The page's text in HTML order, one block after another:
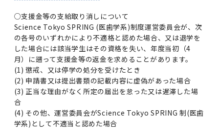
○支援金等の支給取り消しについて
Science Tokyo SPRING (医歯学系)制度運営委員会が、次
の各号のいずれかにより不適格と認めた場合、又は退学を
した場合には該当学生はその資格を失い、年度当初（4
月）に遡って支援金等の返金を求めることがあります。
(1) 懲戒、又は停学の処分を受けたとき
(2) 申請書又は提出書類の記載内容に虚偽があった場合
(3) 正当な理由がなく所定の届出を怠った又は遅滞した場
合
(4) その他、運営委員会がScience Tokyo SPRING 制(医歯
学系)として不適当と認めた場合